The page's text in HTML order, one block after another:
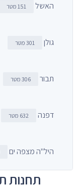
האשל 151 מטר
גולן 301 מטר
תבור 306 מטר
דפנה 632 מטר
היל"ה מצפה ים
תחנות